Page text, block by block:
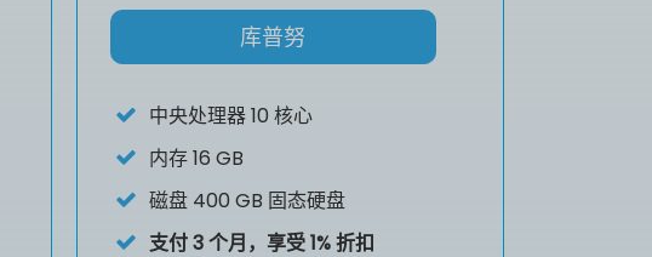
库普努
中央处理器10 核心
内存16 GB
磁盘 400 GB 固态硬盘
支付 3 个月，享受 1% 折扣